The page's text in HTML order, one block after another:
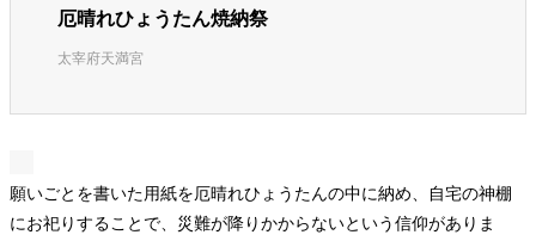
厄晴れひょうたん焼納祭
太宰府天満宮
願いごとを書いた用紙を厄晴れひょうたんの中に納め、自宅の神棚
にお祀りすることで、災難が降りかからないという信仰がありま